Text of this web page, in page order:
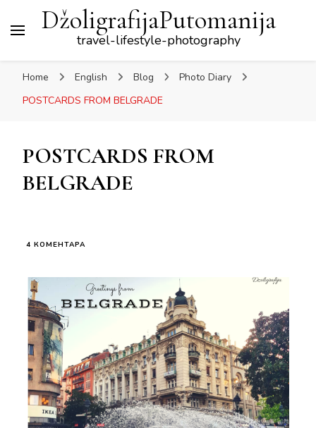
DžoligrafijaPutomanija
travel-lifestyle-photography
Home English Blog
Photo Diary
POSTCARDS FROM BELGRADE
POSTCARDS FROM
BELGRADE
4 КОМЕНТАРАНА
BELGRADE